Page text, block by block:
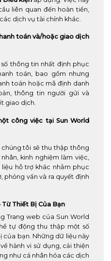
liên quan đến hoàn tiền,
dịch vụ tài chính khác.
toán và/hoặc giao dịch
thông tin nhất định phục
toán, bao gồm nhưng
toán hoặc mã định danh
thông tin người gửi và
giao dịch.
công việc tại Sun World
tôi sẽ thu thập thông
kinh nghiệm làm việc,
hỗ trợ khác nhằm phục
phỏng vấn và ra quyết định
Từ Thiết Bị Của Bạn
Trang web của Sun World
tự động thu thập một số
bạn. Những dữ liệu này
hành vi sử dụng, cải thiện
như cá nhân hóa các dịch